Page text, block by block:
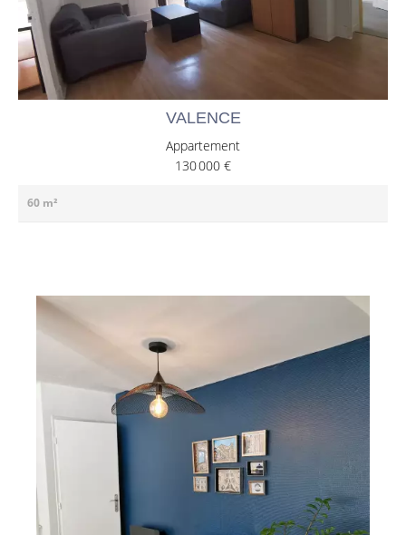
VALENCE
Appartement
130 000 €
60 m²